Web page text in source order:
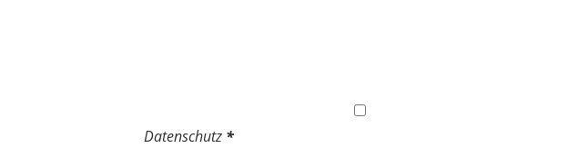
Datenschutz *